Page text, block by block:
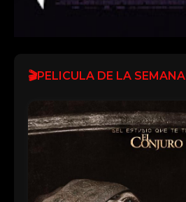
🎬PELICULA DE LA SEMANA